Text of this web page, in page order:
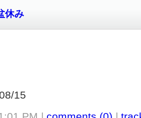
休み
15